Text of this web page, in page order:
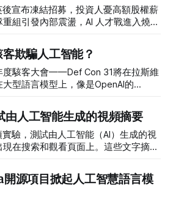
宣布凍結招募，投資人憂高額股權薪
組引發內部震盪，AI 人才戰進入燒錢
欺騙人工智能？
度駭客大會——Def Con 31將在拉斯維
型語言模型上，像是OpenAI的
解為什麼有如此多的駭客聚集在一
智能模型中的缺陷。
人工智能生成的視頻摘要
驗，測試由人工智能（AI）生成的視
在搜索和觀看頁面上。這些文字摘要
調，這些摘要並不會取代創作者自己
源項目掀起人工智慧語言模